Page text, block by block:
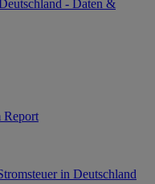
- Daten &
Report
in Deutschland